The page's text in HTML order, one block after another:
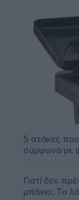
5 ατάκες
σύμφωνα με
Γιατί δεν
μπάνιο; Το